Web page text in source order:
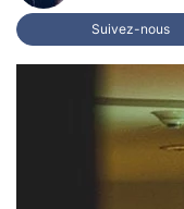
Suivez-nous